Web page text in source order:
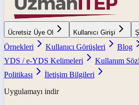
Ücretsiz Üye Ol Kullanıcı Girişi
Örnekleri
Kullanıcı Görüşleri Blog
YDS / e-YDS Kelimeleri
Kullanım
Politikası
İletişim Bilgileri
Uygulamayı indir